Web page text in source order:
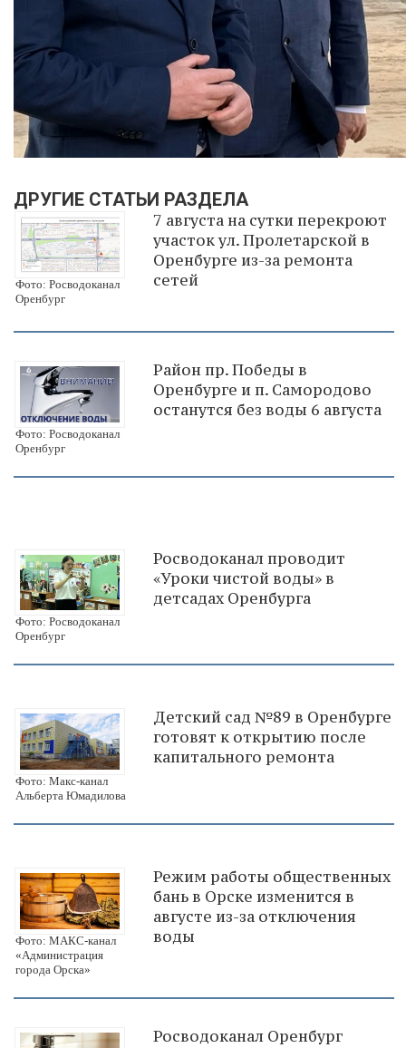
ДРУГИЕ СТАТЬИ РАЗДЕЛА
Фото: Росводоканал
Оренбург
7 августа на сутки перекроют
участок ул. Пролетарской в
Оренбурге из-за ремонта
сетей
Фото: Росводоканал
Оренбург
Район пр. Победы в
Оренбурге и п. Самородово
останутся без воды 6 августа
Фото: Росводоканал
Оренбург
Росводоканал проводит
«Уроки чистой воды» в
детсадах Оренбурга
Фото: Макс-канал
Альберта Юмадилова
Детский сад №89 в Оренбурге
готовят к открытию после
капитального ремонта
Фото: МАКС-канал
«Администрация
города Орска»
Режим работы общественных
бань в Орске изменится в
августе из-за отключения
воды
Росводоканал Оренбург